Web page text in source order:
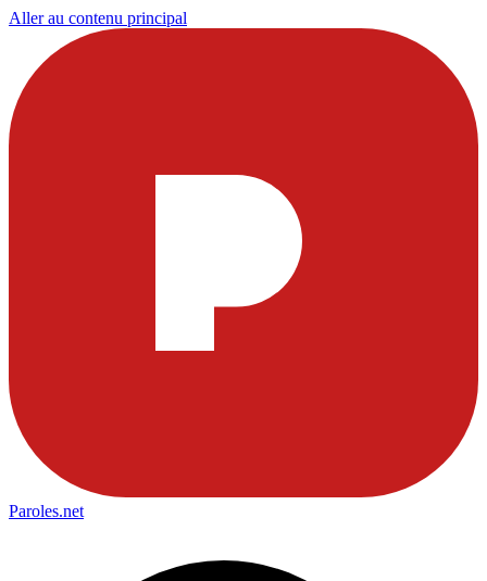
Aller au contenu principal
Paroles.net